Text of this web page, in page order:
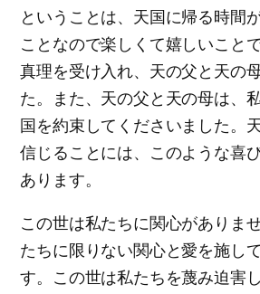
ということは、天国に帰る時間
ことなので楽しくて嬉しいこと
真理を受け入れ、天の父と天の
た。また、天の父と天の母は、
国を約束してくださいました。
信じることには、このような喜
あります。
この世は私たちに関心がありま
たちに限りない関心と愛を施し
す。この世は私たちを蔑み迫害